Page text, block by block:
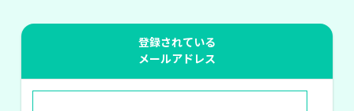
登録されている
メールアドレス